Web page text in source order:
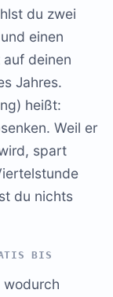
du zwei
einen
deinen
Jahres.
heißt:
Weil er
spart
du nichts
BIS
wodurch